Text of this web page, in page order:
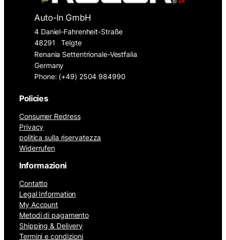
Auto-In GmbH
4 Daniel-Fahrenheit-Straße
48291
Telgte
Renania Settentrionale-Vestfalia
Germany
Phone: (+49) 2504 984990
Policies
Consumer Redress
Privacy
politica sulla riservatezza
Widerrufen
Informazioni
Contatto
Legal Information
My Account
Metodi di pagamento
Shipping & Delivery
Termini e condizioni